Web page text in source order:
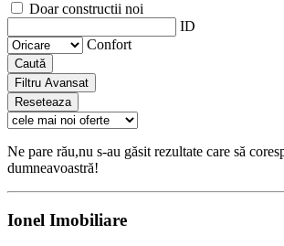
Doar constructii noi
ID
Confort
Caută
Filtru Avansat
Reseteaza
Ne pare rău,nu s-au găsit rezultate care să
dumneavoastră!
Ionel Imobiliare